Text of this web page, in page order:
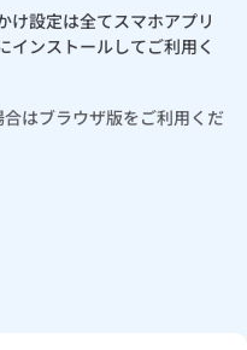
け設定は全てスマホアプリ
インストールしてご利用く
はブラウザ版をご利用くだ